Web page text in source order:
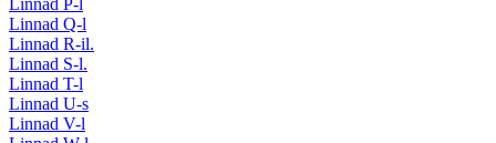
Linnad Q-l
Linnad R-il.
Linnad S-l.
Linnad T-l
Linnad U-s
Linnad V-l